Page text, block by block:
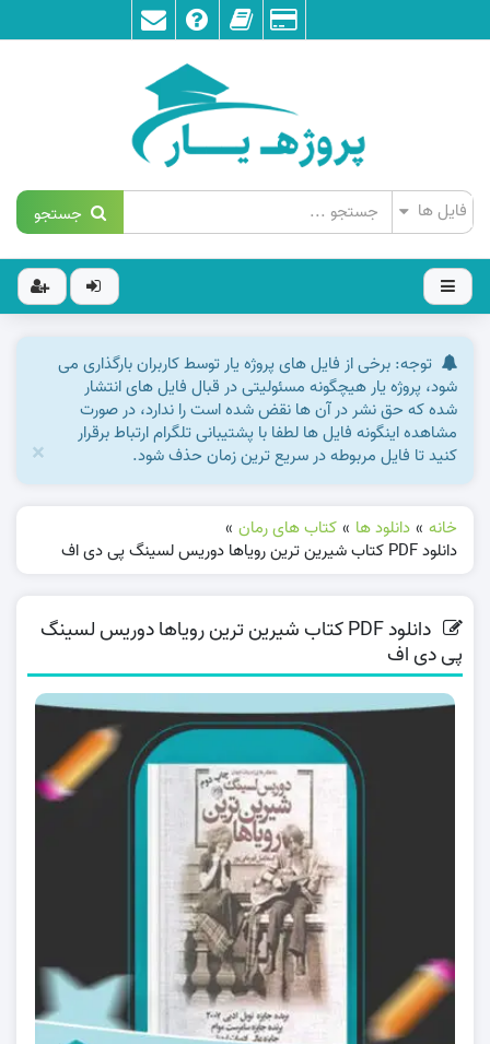
جستجو
توجه: برخی از فایل های پروژه یار توسط کاربران بارگذاری می
شود، پروژه یار هیچگونه مسئولیتی در قبال فایل های انتشار
شده که حق نشر در آن ها نقض شده است را ندارد، در صورت
مشاهده اینگونه فایل ها لطفا با پشتیبانی تلگرام ارتباط برقرار
کنید تا فایل مربوطه در سریع ترین زمان حذف شود.
×
خانه » دانلود ها » کتاب های رمان »
دانلود PDF کتاب شیرین ترین رویاها دوریس لسینگ پی دی اف
دانلود PDF کتاب شیرین ترین رویاها دوریس لسینگ
پی دی اف